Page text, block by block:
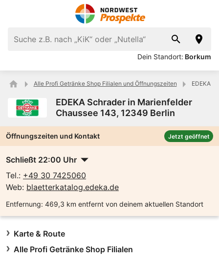
Dein Standort: Borkum
Alle Profi Getränke Shop Filialen und Öffnungszeiten EDEKA
EDEKA Schrader in Marienfelder
Chaussee 143, 12349 Berlin
Öffnungszeiten und Kontakt Jetzt geöffnet
Schließt 22:00 Uhr
Tel.: +49 30 7425060
Web: blaetterkatalog.edeka.de
Entfernung: 469,3 km entfernt von deinem aktuellen Standort
Karte & Route
Alle Profi Getränke Shop Filialen